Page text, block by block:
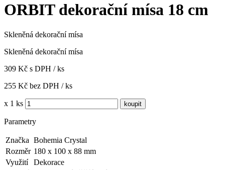
ORBIT dekorační mísa 18 cm
Skleněná dekorační mísa
Skleněná dekorační mísa
309 Kč s DPH / ks
255 Kč bez DPH / ks
x 1 ks
Parametry
Značka Bohemia Crystal
Rozměr 180 x 100 x 88 mm
Využití
Dekorace